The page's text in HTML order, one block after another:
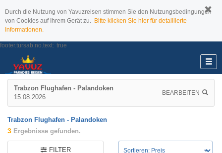
Durch die Nutzung von Yavuzreisen stimmen Sie den Nutzungsbedingungen
von Cookies auf Ihrem Gerät zu. Bitte klicken Sie hier für detaillierte
Informationen.
footer.tursab.no.text: true
Trabzon Flughafen - Palandoken
15.08.2026
BEARBEITEN
Trabzon Flughafen - Palandoken
3 Ergebnisse gefunden.
FILTER